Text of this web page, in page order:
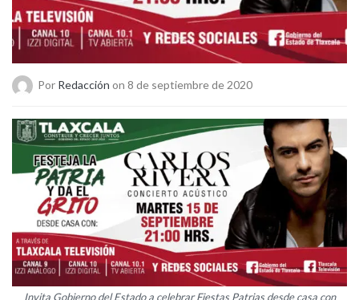
Por Redacción on 8 de septiembre de 2020
Invita Gobierno del Estado a celebrar Fiestas Patrias desde casa con